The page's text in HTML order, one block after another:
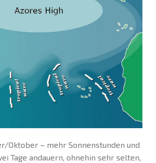
Oktober – mehr Sonnenstunden und
Tage andauern, ohnehin sehr selten,